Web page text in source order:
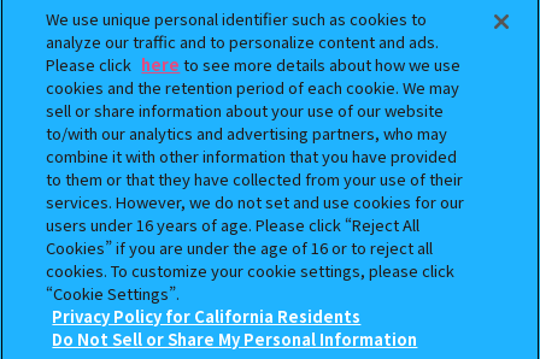
検索中の商品
ガシャポンバンダイオフィシャルショップブ
ックスジュピター店
徳島県板野郡藍住町奥野字西中須6 2-1
510.1km
取扱商品
ガチャガチャの森マリタイムプラザ高松店
香川県高松市サンポート2-1 高松シンボルタワー2階
539.5km
取扱商品
ガシャポンバンダイオフィシャルショップ
TSUTAYA笠岡店
岡山県笠岡市富岡233-1
581km
We use unique personal identifier such as cookies to
analyze our traffic and to personalize content and ads.
Please click here to see more details about how we use
cookies and the retention period of each cookie. We may
sell or share information about your use of our website
to/with our analytics and advertising partners, who may
combine it with other information that you have provided
to them or that they have collected from your use of their
services. However, we do not set and use cookies for our
users under 16 years of age. Please click “Reject All
Cookies” if you are under the age of 16 or to reject all
cookies. To customize your cookie settings, please click
“Cookie Settings”.
Privacy Policy for California Residents
Do Not Sell or Share My Personal Information